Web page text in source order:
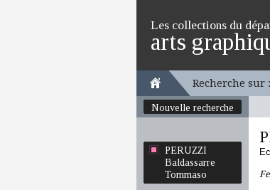
Les collections du
arts
Recherche sur :
Nouvelle recherche
PERUZZI
Baldassarre
Tommaso